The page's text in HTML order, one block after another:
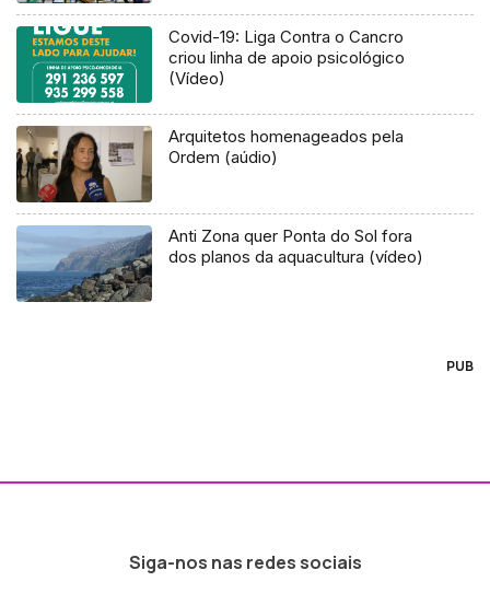
Covid-19: Liga Contra o Cancro
criou linha de apoio psicológico
(Vídeo)
Arquitetos homenageados pela
Ordem (aúdio)
Anti Zona quer Ponta do Sol fora
dos planos da aquacultura (vídeo)
PUB
Siga-nos nas redes sociais